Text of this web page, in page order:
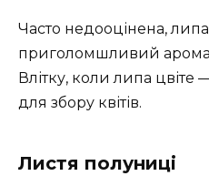
Часто недооцінена,
приголомшливий
Влітку, коли липа
для збору квітів.
Листя полуниці